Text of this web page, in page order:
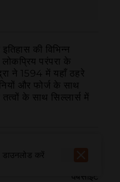
की विभिन्न
परंपरा के
ने 1594 में यहाँ ठहरे
और फोर्ज के साथ
के साथ सिल्लार्स में
वेबसाइट
डाउनलोड करें